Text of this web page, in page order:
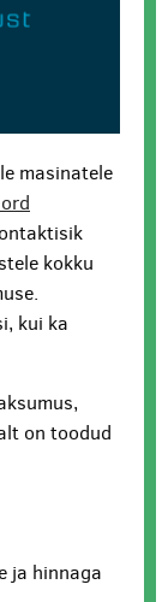
masinatele
kokku
kui ka
on toodud
ja hinnaga